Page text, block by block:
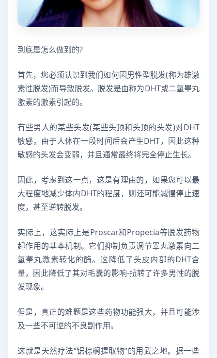
到底是怎么做到的?
首先，您必须认识到我们如何因男性型脱发(称为雄激
素性脱发)而导致脱发。脱发是由称为DHT或二氢睾丸
激素的激素引起的。
有些男人的某些头发(某些头顶和头顶的头发)对DHT
敏感。由于人体在一段时间后会产生DHT，因此这种
敏感的头发会变弱，并且通常最终将完全停止生长。
因此，考虑到这一点，这是有理由的，如果您可以最
大程度地减少体内DHT的程度，则还可能减慢停止速
度，甚至逆转脱发。
实际上，这实际上是Proscar和Propecia等脱发药物
起作用的基本机制。它们抑制负责调节睾丸激素向二
氢睾丸激素转化的酶。这降低了头皮内部的DHT含
量，因此降低了其对毛囊的影响-扭转了许多男性的脱
发现象。
但是，真正的难题是这些药物功能强大，并且可能涉
及一些不可逆的不良副作用。
这就是天然疗法“锯棕榈提取物”的用武之地。据一些